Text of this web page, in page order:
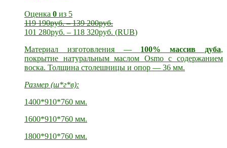
Оценка 0 из 5
119 190руб.–139 200руб.
101 280руб. – 118 320руб. (RUB)
Материал изготовления — 100% массив дуба,
покрытие натуральным маслом Osmo с содержанием
воска. Толщина столешницы и опор — 36 мм.
Размер (ш*г*в):
1400*910*760 мм.
1600*910*760 мм.
1800*910*760 мм.